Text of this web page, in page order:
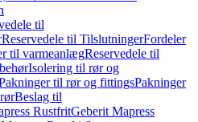
til
Reservedele til TilslutningerFordeler
til varmeanlægReservedele til
Isolering til rør og
til rør og fittingsPakninger
Beslag til
RustfritGeberit Mapress